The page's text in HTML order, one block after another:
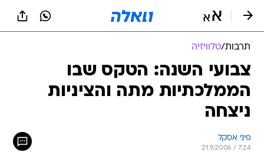
תרבות/טלוויזיה
צבועי השנה: הטקס שבו
הממלכתיות מתה והציניות
ניצחה
פיני אסקל
21.9.2006 / 7:24